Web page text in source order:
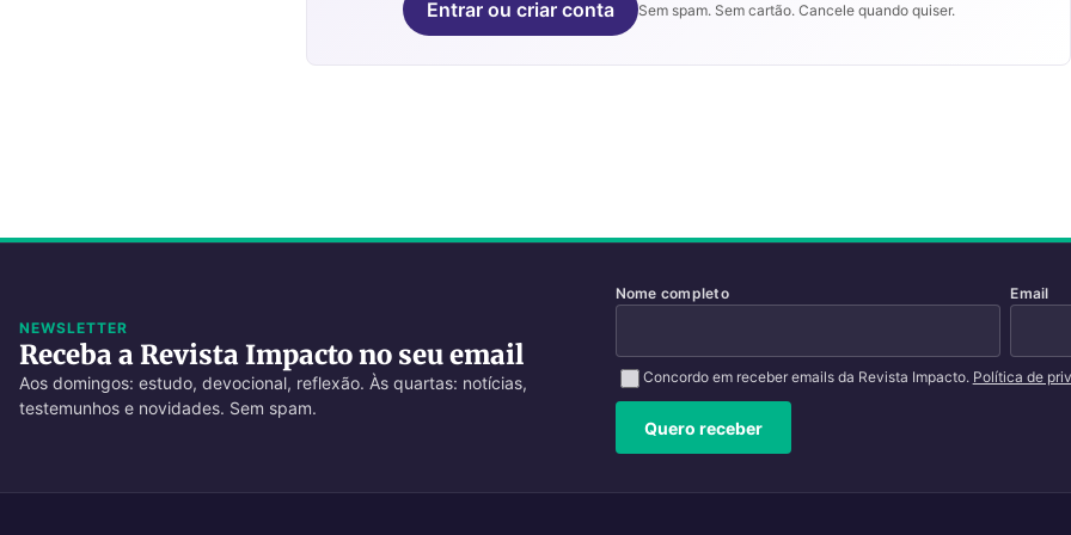
Entrar ou criar conta Sem spam. Sem cartão. Cancele quando quiser.
NEWSLETTER
Receba a Revista Impacto no seu email
Aos domingos: estudo, devocional, reflexão. Às quartas: notícias,
testemunhos e novidades. Sem spam.
Nome completo Email
Concordo em receber emails da Revista Impacto. Política de
Quero receber